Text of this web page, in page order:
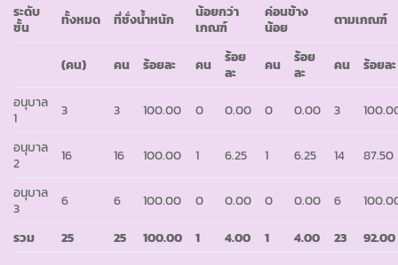
ระดับ
ชั้น
ทั้งหมด ที่ชั่งน้ำหนัก
น้อยกว่า
เกณฑ์
ค่อนข้าง
น้อย
ตามเกณฑ์
(คน) คน ร้อยละ คน
ร้อย
ละ
คน
ร้อย
ละ
คน
ร้อยละ
อนุบาล
1
3 3 100.00 0 0.00 0 0.00 3
อนุบาล
2
16 16 100.00 1 6.25 1 6.25 14
87.50
อนุบาล
3
6 6 100.00 0 0.00 0 0.00 6
รวม
25 25 100.00 1 4.00 1 4.00 23 92.00